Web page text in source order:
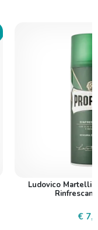
Ludovico Martelli
€